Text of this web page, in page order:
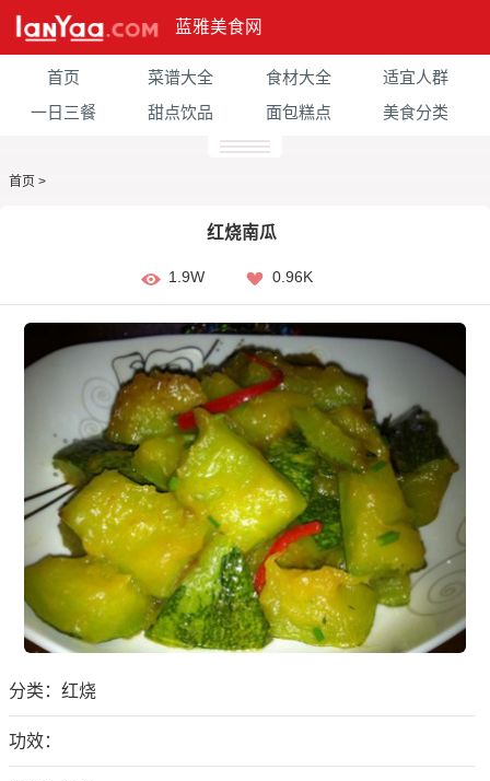
蓝雅美食网
首页 菜谱大全 食材大全
适宜人群
一日三餐
甜点饮品 面包糕点 美食分类
首页 >
红烧南瓜
1.9W 0.96K
分类： 红烧
功效：